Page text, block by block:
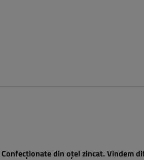
Confecționate din oțel zincat.Vindem